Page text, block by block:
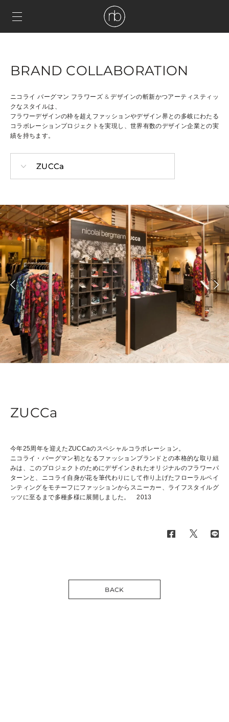
BRAND COLLABORATION
ニコライ バーグマン フラワーズ & デザインの斬新かつアーティスティッ
クなスタイルは、
フラワーデザインの枠を超えファッションやデザイン界との多岐にわたる
コラボレーションプロジェクトを実現し、世界有数のデザイン企業との実
績を持ちます。
ZUCCa
ZUCCa
今年25周年を迎えたZUCCaのスペシャルコラボレーション。
ニコライ・バーグマン初となるファッションブランドとの本格的な取り組
みは、このプロジェクトのためにデザインされたオリジナルのフラワーパ
ターンと、ニコライ自身が花を筆代わりにして作り上げたフローラルペイ
ンティングをモチーフにファッションからスニーカー、ライフスタイルグ
ッツに至るまで多種多様に展開しました。 2013
BACK